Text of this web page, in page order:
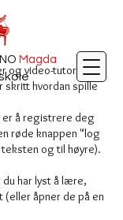
Magda
og video-tutorials
skritt hvordan spille
er å registrere deg
røde knappen "log
og til høyre).
du har lyst å lære,
(eller åpner de på en